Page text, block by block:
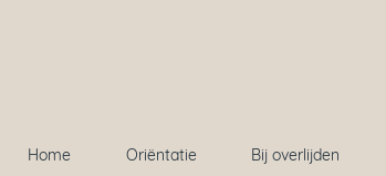
Home Oriëntatie Bij overlijden